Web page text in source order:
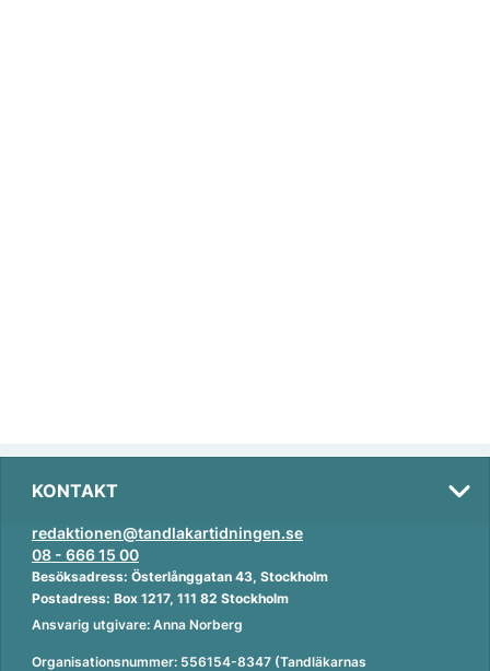
KONTAKT
redaktionen@tandlakartidningen.se
08 - 666 15 00
Besöksadress: Österlånggatan 43, Stockholm
Postadress: Box 1217, 111 82 Stockholm
Ansvarig utgivare: Anna Norberg
Organisationsnummer: 556154-8347 (Tandläkarnas